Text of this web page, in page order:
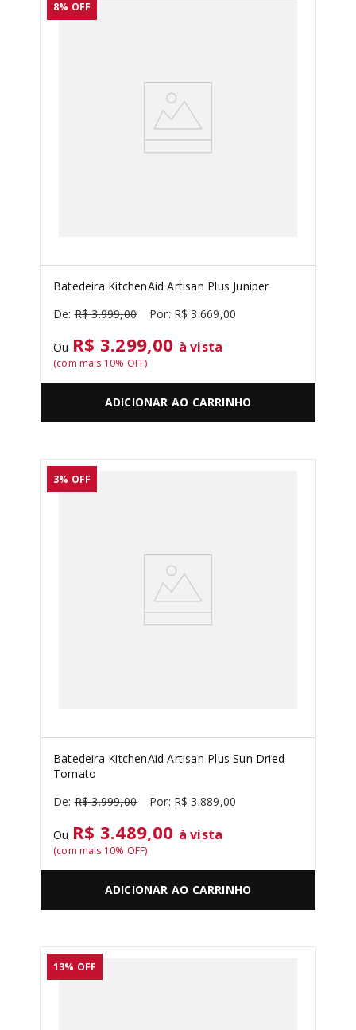
8% OFF
Batedeira KitchenAid Artisan Plus Juniper
R$ 3.999,00 R$ 3.669,00
Ou R$ 3.299,00 à vista
(com mais 10% OFF)
ADICIONAR AO CARRINHO
3% OFF
Batedeira KitchenAid Artisan Plus Sun Dried
Tomato
R$ 3.999,00 R$ 3.889,00
Ou R$ 3.489,00 à vista
(com mais 10% OFF)
ADICIONAR AO CARRINHO
13% OFF